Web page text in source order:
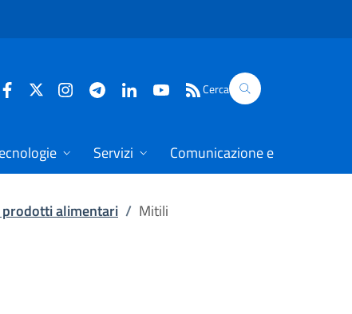
Cerca
Servizi Comunicazione e dati
alimentari / Mitili